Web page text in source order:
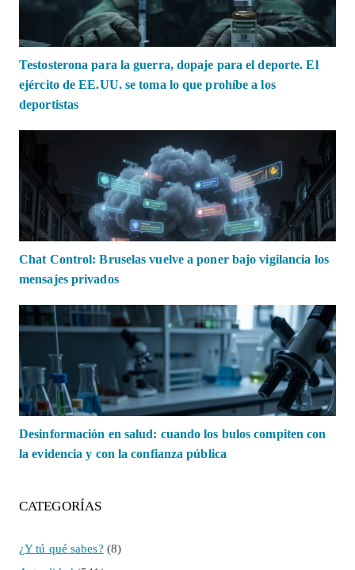
Testosterona para la guerra, dopaje para el deporte. El
ejército de EE.UU. se toma lo que prohíbe a los
deportistas
Chat Control: Bruselas vuelve a poner bajo vigilancia los
mensajes privados
Desinformación en salud: cuando los bulos compiten con
la evidencia y con la confianza pública
CATEGORÍAS
¿Y tú qué sabes? (8)